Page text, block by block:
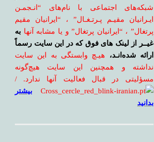
شبکه‌های اجتماعی با نام‌های “انـجمـن
ایـرانیان مقیـم پـرتـغـال” ، “ایرانیان مقیم
پرتغال” ، “ایرانیان پرتغال” و یا مشابه آنها به
غیــر از لینک های فوق که در این سایت رسماً
ارائه شده‌انـد، هیـچ وابستگی به این سایت
نداشته و همچنین این سایت هیچ‌گونه
مسؤلیتی در قبال فعالیت آنها ندارد. /
بیشتر
بدانید